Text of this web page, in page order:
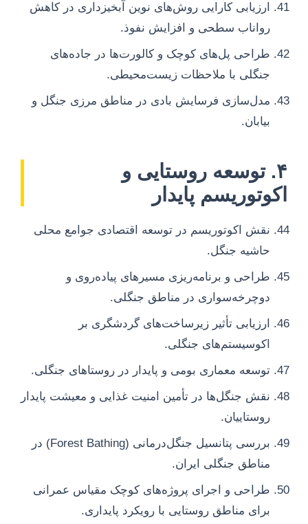
ارزیابی کارایی روش‌های نوین آبخیزداری در کاهش
رواناب سطحی و افزایش نفوذ.
طراحی پل‌های کوچک و کالورت‌ها در جاده‌های
جنگلی با ملاحظات زیست‌محیطی.
مدل‌سازی فرسایش بادی در مناطق مرزی جنگل و
بیابان.
۴. توسعه روستایی و
اکوتوریسم پایدار
نقش اکوتوریسم در توسعه اقتصادی جوامع محلی
حاشیه جنگل.
طراحی و برنامه‌ریزی مسیرهای پیاده‌روی و
دوچرخه‌سواری در مناطق جنگلی.
ارزیابی تأثیر زیرساخت‌های گردشگری بر
اکوسیستم‌های جنگلی.
توسعه معماری بومی و پایدار در روستاهای جنگلی.
نقش جنگل‌ها در تأمین امنیت غذایی و معیشت پایدار
روستاییان.
بررسی پتانسیل جنگل‌درمانی (Forest Bathing) در
مناطق جنگلی ایران.
طراحی و اجرای پروژه‌های کوچک مقیاس عمرانی
برای مناطق روستایی با رویکرد پایداری.